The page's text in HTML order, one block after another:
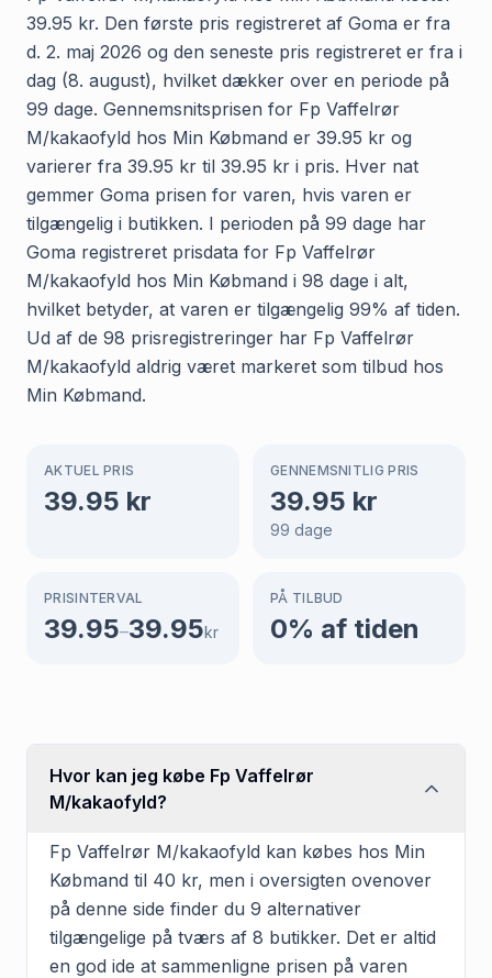
39.95 kr. Den første pris registreret af Goma er fra
d. 2. maj 2026 og den seneste pris registreret er fra i
dag (8. august), hvilket dækker over en periode på
99 dage. Gennemsnitsprisen for Fp Vaffelrør
M/kakaofyld hos Min Købmand er 39.95 kr og
varierer fra 39.95 kr til 39.95 kr i pris. Hver nat
gemmer Goma prisen for varen, hvis varen er
tilgængelig i butikken. I perioden på 99 dage har
Goma registreret prisdata for Fp Vaffelrør
M/kakaofyld hos Min Købmand i 98 dage i alt,
hvilket betyder, at varen er tilgængelig 99% af tiden.
Ud af de 98 prisregistreringer har Fp Vaffelrør
M/kakaofyld aldrig været markeret som tilbud hos
Min Købmand.
AKTUEL PRIS
39.95 kr
GENNEMSNITLIG PRIS
39.95 kr
99 dage
PRISINTERVAL
39.95–39.95kr
PÅ TILBUD
0% af tiden
Hvor kan jeg købe Fp Vaffelrør
M/kakaofyld?
Fp Vaffelrør M/kakaofyld kan købes hos Min
Købmand til 40 kr, men i oversigten ovenover
på denne side finder du 9 alternativer
tilgængelige på tværs af 8 butikker. Det er altid
en god ide at sammenligne prisen på varen